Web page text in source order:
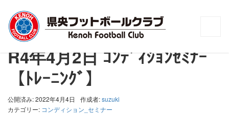
トップ>コンディション_セミナー>R4年4月2日 ｺﾝﾃﾞｨｼｮﾝｾﾐﾅｰ【ﾄﾚｰﾆﾝｸﾞ】
R4年4月2日 ｺﾝﾃﾞｨｼｮﾝｾﾐﾅｰ
【ﾄﾚｰﾆﾝｸﾞ】
公開済み: 2022年4月4日 作成者:suzuki
カテゴリー: コンディション_セミナー